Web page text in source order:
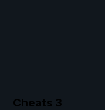
Cheats 3